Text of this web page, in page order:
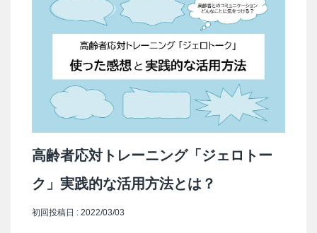
初回投稿日 : 2022/03/03
高齢者応対トレーニング「ジェロトー
ク」実践的な活用方法とは？